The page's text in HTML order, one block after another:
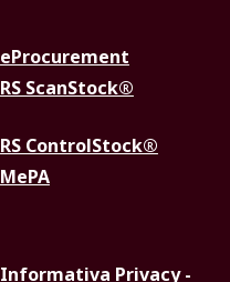
eProcurement
RS ScanStock®
RS ControlStock®
MePA
Informativa Privacy -